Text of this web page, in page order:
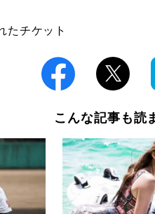
たチケット
こんな記事も読